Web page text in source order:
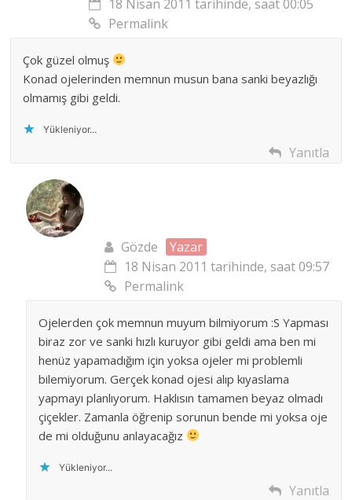
18 Nisan 2011 tarihinde, saat 00:05
Permalink
Çok güzel olmuş
Konad ojelerinden memnun musun bana sanki beyazlığı
olmamış gibi geldi.
Yükleniyor...
Yanıtla
Gözde
Yazar
18 Nisan 2011 tarihinde, saat 09:57
Permalink
Ojelerden çok memnun muyum bilmiyorum :S Yapması
biraz zor ve sanki hızlı kuruyor gibi geldi ama ben mi
henüz yapamadığım için yoksa ojeler mi problemli
bilemiyorum. Gerçek konad ojesi alıp kıyaslama
yapmayı planlıyorum. Haklısın tamamen beyaz olmadı
çiçekler. Zamanla öğrenip sorunun bende mi yoksa oje
de mi olduğunu anlayacağız
Yükleniyor...
Yanıtla